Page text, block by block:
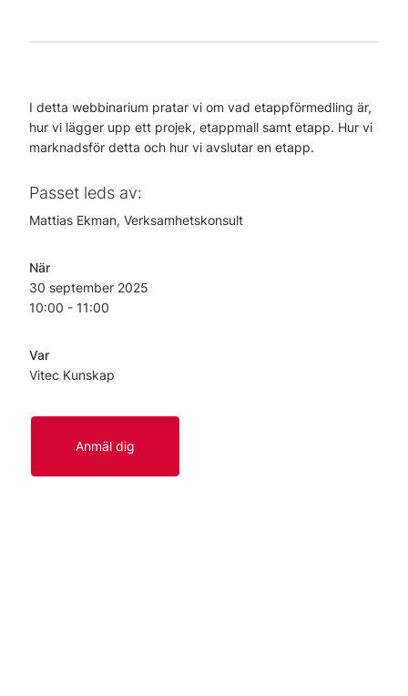
I detta webbinarium pratar vi om vad etappförmedling är,
hur vi lägger upp ett projek, etappmall samt etapp. Hur vi
marknadsför detta och hur vi avslutar en etapp.
Passet leds av:
Mattias Ekman, Verksamhetskonsult
När
30 september 2025
10:00 - 11:00
Var
Vitec Kunskap
Anmäl dig